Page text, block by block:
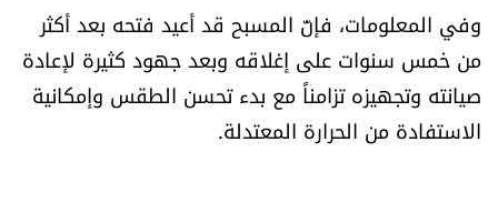
اقرأ تضحك
كاميرا
سجالات
وفي المعلومات، فإنّ المسبح قد أعيد فتحه بعد أكثر
من خمس سنوات على إغلاقه وبعد جهود كثيرة لإعادة
صيانته وتجهيزه تزامناً مع بدء تحسن الطقس وإمكانية
الاستفادة من الحرارة المعتدلة.